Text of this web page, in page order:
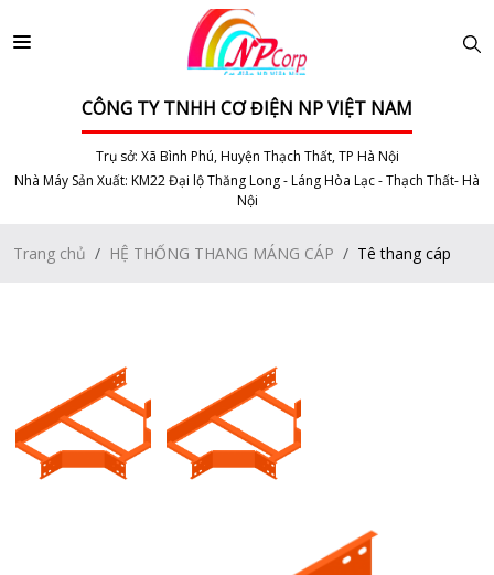
CÔNG TY TNHH CƠ ĐIỆN NP VIỆT NAM
Trụ sở: Xã Bình Phú, Huyện Thạch Thất, TP Hà Nội
Nhà Máy Sản Xuất: KM22 Đại lộ Thăng Long - Láng Hòa Lạc - Thạch Thất- Hà
Nội
Trang chủ HỆ THỐNG THANG MÁNG CÁP Tê thang cáp